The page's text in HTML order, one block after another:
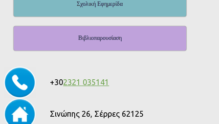
Σχολική Εφημερίδα
Βιβλιοπαρουσίαση
+302321 035141
Σινώπης 26, Σέρρες 62125